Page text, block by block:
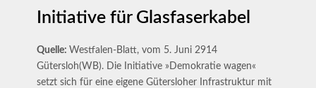
Initiative für Glasfaserkabel
Quelle: Westfalen-Blatt, vom 5. Juni 2914
Gütersloh(WB). Die Initiative »Demokratie wagen«
setzt sich für eine eigene Gütersloher Infrastruktur mit